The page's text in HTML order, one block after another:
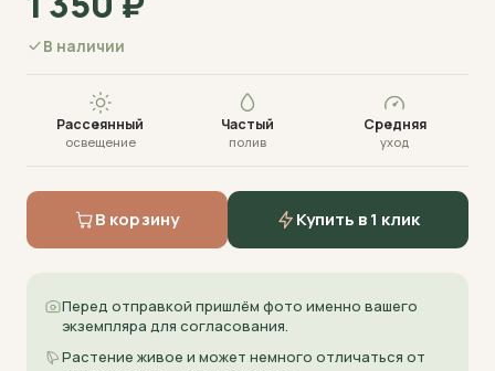
В наличии
Рассеянный
освещение
Частый
полив
Средняя
уход
В корзину Купить в 1 клик
Перед отправкой пришлём фото именно вашего
экземпляра для согласования.
Растение живое и может немного отличаться от